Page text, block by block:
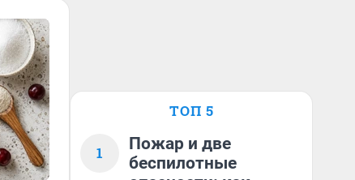
ТОП 5
1
Пожар и две
беспилотные